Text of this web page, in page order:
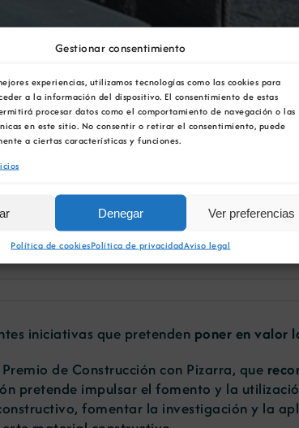
Gestionar consentimiento
experiencias, utilizamos tecnologías como las cookies para
a la información del dispositivo. El consentimiento de estas
procesar datos como el comportamiento de navegación o las
en este sitio. No consentir o retirar el consentimiento, puede
a ciertas características y funciones.
Denegar Ver preferencias
Política de cookiesPolítica de privacidadAviso legal
crea un
ornamental
iniciativas que pretenden poner en valor
de Construcción con Pizarra, que
pretende impulsar el fomento y la
fomentar la investigación y la